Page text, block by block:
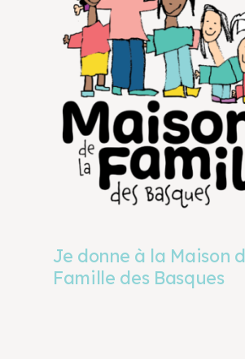
Je donne à la Maison
Famille des Basques